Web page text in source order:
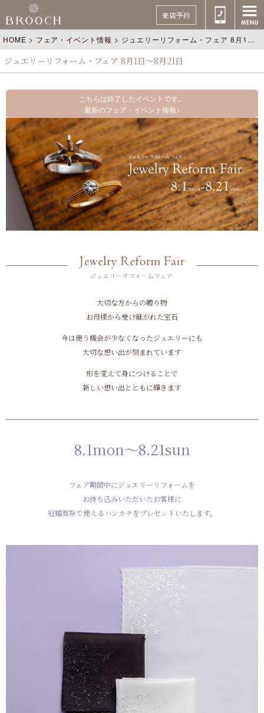
来店予約
HOME > フェア・イベント情報 > ジュエリーリフォーム・フェア 8月1日～8月21日
ジュエリーリフォーム・フェア 8月1日～8月21日
こちらは終了したイベントです。
最新のフェア・イベント情報>
大切な方からの贈り物
お母様から受け継がれた宝石
今は使う機会が少なくなったジュエリーにも
大切な想い出が刻まれています
形を変えて身につけることで
新しい想い出とともに輝きます
8.1mon～8.21sun
フェア期間中にジュエリーリフォームを
お持ち込みいただいたお客様に
冠婚葬祭で使えるハンカチをプレゼントいたします。